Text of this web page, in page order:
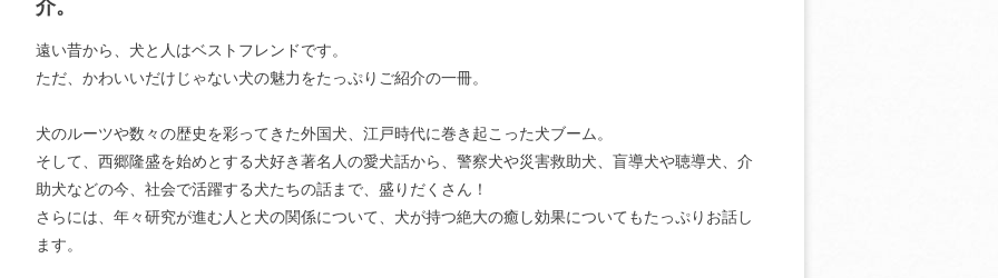
介。
遠い昔から、犬と人はベストフレンドです。
ただ、かわいいだけじゃない犬の魅力をたっぷりご紹介の一冊。
犬のルーツや数々の歴史を彩ってきた外国犬、江戸時代に巻き起こった犬ブーム。
そして、西郷隆盛を始めとする犬好き著名人の愛犬話から、警察犬や災害救助犬、盲導犬や聴導犬、介
助犬などの今、社会で活躍する犬たちの話まで、盛りだくさん！
さらには、年々研究が進む人と犬の関係について、犬が持つ絶大の癒し効果についてもたっぷりお話し
ます。